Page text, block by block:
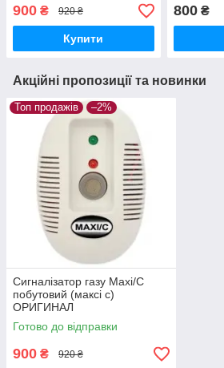
900 ₴ 920 ₴
Купити
800₴
Акційні пропозиції та новинки
Топ продажів –2%
Сигналізатор газу Maxi/C
побутовий (максі с)
ОРИГИНАЛ
Готово до відправки
900 ₴ 920 ₴